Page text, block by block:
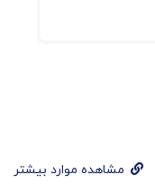
مشاهده موارد بیشتر